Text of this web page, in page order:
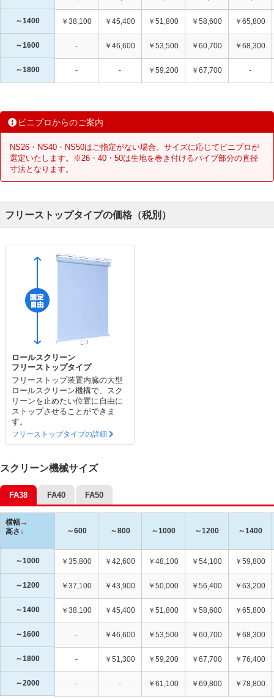
～1400 ￥38,100 ￥45,400 ￥51,800 ￥58,600 ￥65,800
～1600 - ￥46,600 ￥53,500 ￥60,700 ￥68,300
～1800 - - ￥59,200 ￥67,700 -
ビニプロからのご案内
NS26・NS40・NS50はご指定がない場合、サイズに応じてビニプロが
選定いたします。※26・40・50は生地を巻き付けるパイプ部分の直径
寸法となります。
フリーストップタイプの価格（税別）
ロールスクリーン
フリーストップタイプ
フリーストップ装置内臓の大型
ロールスクリーン機構で、スク
リーンを止めたい位置に自由に
ストップさせることができま
す。
フリーストップタイプの詳細
スクリーン機械サイズ
FA38 FA40 FA50
横幅→
高さ↓
～600 ～800 ～1000 ～1200 ～1400
～1000 ￥35,800 ￥42,600 ￥48,100 ￥54,100 ￥59,800
～1200 ￥37,100 ￥43,900 ￥50,000 ￥56,400 ￥63,200
～1400 ￥38,100 ￥45,400 ￥51,800 ￥58,600 ￥65,800
～1600 - ￥46,600 ￥53,500 ￥60,700 ￥68,300
～1800 - ￥51,300 ￥59,200 ￥67,700 ￥76,400
～2000 - - ￥61,100 ￥69,800 ￥78,800